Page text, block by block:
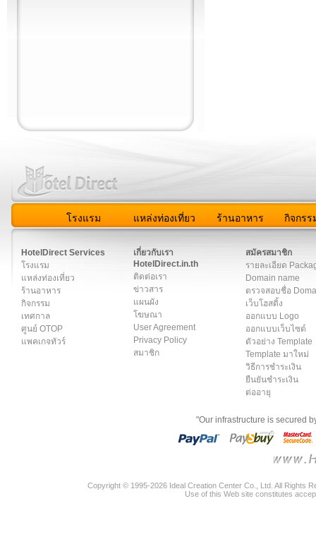
โรงแรม แหล่งท่องเที่ยว ร้านอาหาร กิจกรร
HotelDirect Services
โรงแรม
แหล่งท่องเที่ยว
ร้านอาหาร
กิจกรรม
เทศกาล
ศูนย์ OTOP
แพคเกจทัวร์
เกี่ยวกับเรา
HotelDirect.in.th
ติดต่อเรา
ข่าวสาร
แผนผัง
โฆษณา
User Agreement
Privacy Policy
สมาชิก
สมัครสมาชิก
รายละเอียด
Domain name
ตรวจสอบชื่อ
เว็บโฮสติ้ง
ออกแบบ Logo
ออกแบบเว็บไซต์
ตัวอย่าง Template
Template มาใหม่
วิธีการชำระเงิน
ยืนยันชำระเงิน
ต่ออายุ
"Our infrastructure is secured
Copyright © 1995-2026 Ideal Creation Center Co., Ltd. All Rights
Use of this Web site constitutes